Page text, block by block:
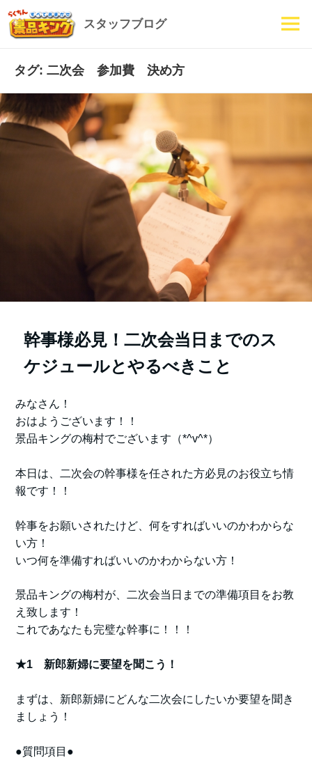
スタッフブログ
タグ: 二次会 参加費 決め方
幹事様必見！二次会当日までのス
ケジュールとやるべきこと
みなさん！
おはようございます！！
景品キングの梅村でございます（*^v^*）
本日は、二次会の幹事様を任された方必見のお役立ち情
報です！！
幹事をお願いされたけど、何をすればいいのかわからな
い方！
いつ何を準備すればいいのかわからない方！
景品キングの梅村が、二次会当日までの準備項目をお教
え致します！
これであなたも完璧な幹事に！！！
★1 新郎新婦に要望を聞こう！
まずは、新郎新婦にどんな二次会にしたいか要望を聞き
ましょう！
●質問項目●